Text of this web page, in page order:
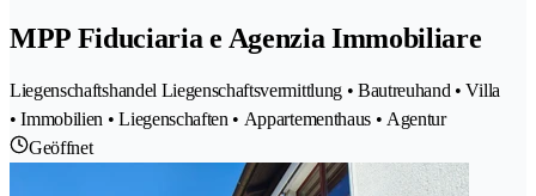
MPP Fiduciaria e Agenzia Immobiliare
Liegenschaftshandel Liegenschaftsvermittlung • Bautreuhand • Villa
• Immobilien • Liegenschaften • Appartementhaus • Agentur
Geöffnet